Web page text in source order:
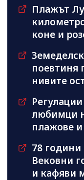
Плажът
коне и
поевтиня
нивите
любимци
плажове
78 години
Вековни
и кафяви